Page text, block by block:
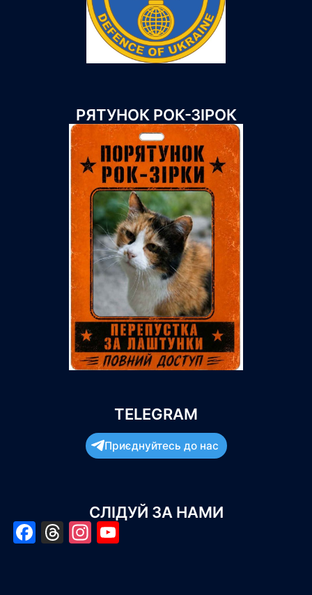
РЯТУНОК РОК-ЗІРОК
TELEGRAM
Приєднуйтесь до нас
СЛІДУЙ ЗА НАМИ
Facebook
Threads
Instagram